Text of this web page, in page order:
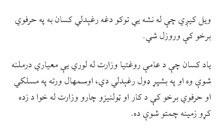
ویل کیږي چې له نشه یي توکو دغه رغېدلي کسان به په حرفوي
برخو کې وروزل شي.
یاد کسان چې د عامې روغتیا وزارت له لوري یې معیاري درملنه
شوې وه او په بشپړ ډول رغېدلي دي، اوسمهال ورته په مسلکي
او حرفوي برخو کې د کار او ټولنیزو چارو وزارت له خوا د زده
کړو زمینه چمتو شوې ده.